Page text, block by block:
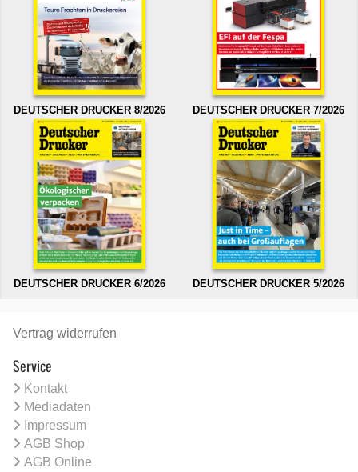
DEUTSCHER DRUCKER 8/2026 DEUTSCHER DRUCKER 7/2026
DEUTSCHER DRUCKER 6/2026 DEUTSCHER DRUCKER 5/2026
Vertrag widerrufen
Service
Kontakt
Mediadaten
Impressum
AGB Shop
AGB Online